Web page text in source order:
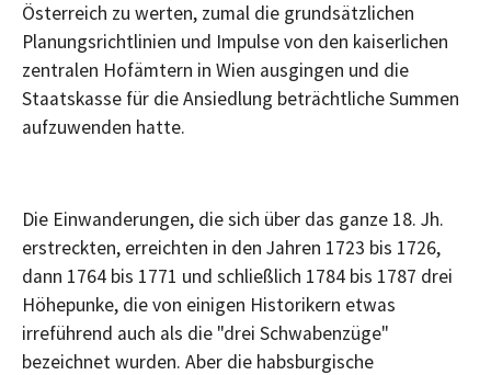
Österreich zu werten, zumal die grundsätzlichen
Planungsrichtlinien und Impulse von den kaiserlichen
zentralen Hofämtern in Wien ausgingen und die
Staatskasse für die Ansiedlung beträchtliche Summen
aufzuwenden hatte.
Die Einwanderungen, die sich über das ganze 18. Jh.
erstreckten, erreichten in den Jahren 1723 bis 1726,
dann 1764 bis 1771 und schließlich 1784 bis 1787 drei
Höhepunke, die von einigen Historikern etwas
irreführend auch als die "drei Schwabenzüge"
bezeichnet wurden. Aber die habsburgische